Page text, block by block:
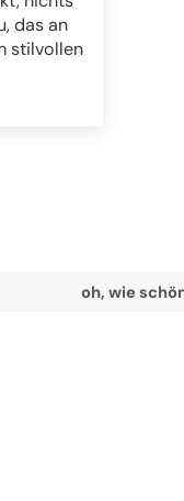
das an
stilvollen
oh, wie schön du bist!